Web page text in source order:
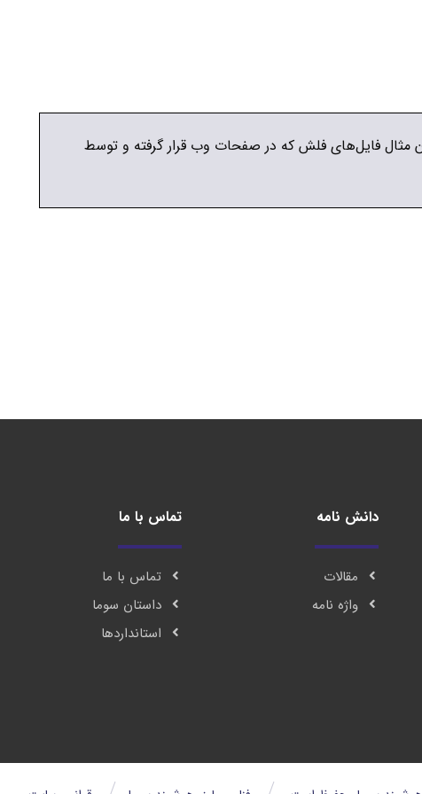
مثال فايل‌هاي فلش كه در صفحات وب قرار گرفته و توسط
دانش نامه
مقالات
واژه نامه
تماس با ما
تماس با ما
داستان سوما
استانداردها